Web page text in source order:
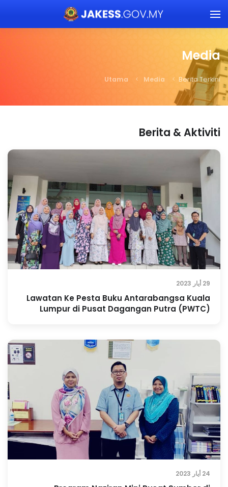
Skip to main content
Media
Utama Media Berita Terkini
Berita & Aktiviti
29 أيار 2023
Lawatan Ke Pesta Buku Antarabangsa Kuala
Lumpur di Pusat Dagangan Putra (PWTC)
24 أيار 2023